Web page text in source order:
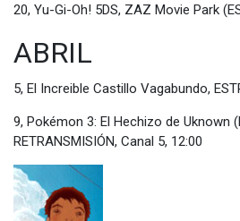
20, Yu-Gi-Oh! 5DS, ZAZ Movie Park
ABRIL
5, El Increible Castillo Vagabundo,
9, Pokémon 3: El Hechizo de Uknown
RETRANSMISIÓN, Canal 5, 12:00